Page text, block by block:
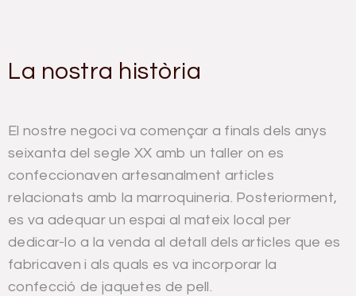
La nostra història
El nostre negoci va començar a finals dels anys
seixanta del segle XX amb un taller on es
confeccionaven artesanalment articles
relacionats amb la marroquineria. Posteriorment,
es va adequar un espai al mateix local per
dedicar-lo a la venda al detall dels articles que es
fabricaven i als quals es va incorporar la
confecció de jaquetes de pell.